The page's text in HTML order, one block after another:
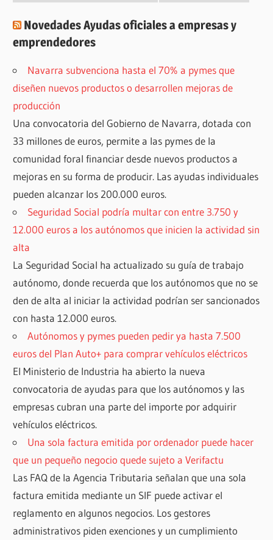
Novedades Ayudas oficiales a empresas y
emprendedores
Navarra subvenciona hasta el 70% a pymes que
diseñen nuevos productos o desarrollen mejoras de
producción
Una convocatoria del Gobierno de Navarra, dotada con
33 millones de euros, permite a las pymes de la
comunidad foral financiar desde nuevos productos a
mejoras en su forma de producir. Las ayudas individuales
pueden alcanzar los 200.000 euros.
Seguridad Social podría multar con entre 3.750 y
12.000 euros a los autónomos que inicien la actividad sin
alta
La Seguridad Social ha actualizado su guía de trabajo
autónomo, donde recuerda que los autónomos que no se
den de alta al iniciar la actividad podrían ser sancionados
con hasta 12.000 euros.
Autónomos y pymes pueden pedir ya hasta 7.500
euros del Plan Auto+ para comprar vehículos eléctricos
El Ministerio de Industria ha abierto la nueva
convocatoria de ayudas para que los autónomos y las
empresas cubran una parte del importe por adquirir
vehículos eléctricos.
Una sola factura emitida por ordenador puede hacer
que un pequeño negocio quede sujeto a Verifactu
Las FAQ de la Agencia Tributaria señalan que una sola
factura emitida mediante un SIF puede activar el
reglamento en algunos negocios. Los gestores
administrativos piden exenciones y un cumplimiento